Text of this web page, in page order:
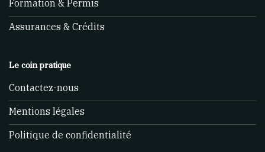
Formation & Permis
Assurances & Crédits
Le coin pratique
Contactez-nous
Mentions légales
Politique de confidentialité